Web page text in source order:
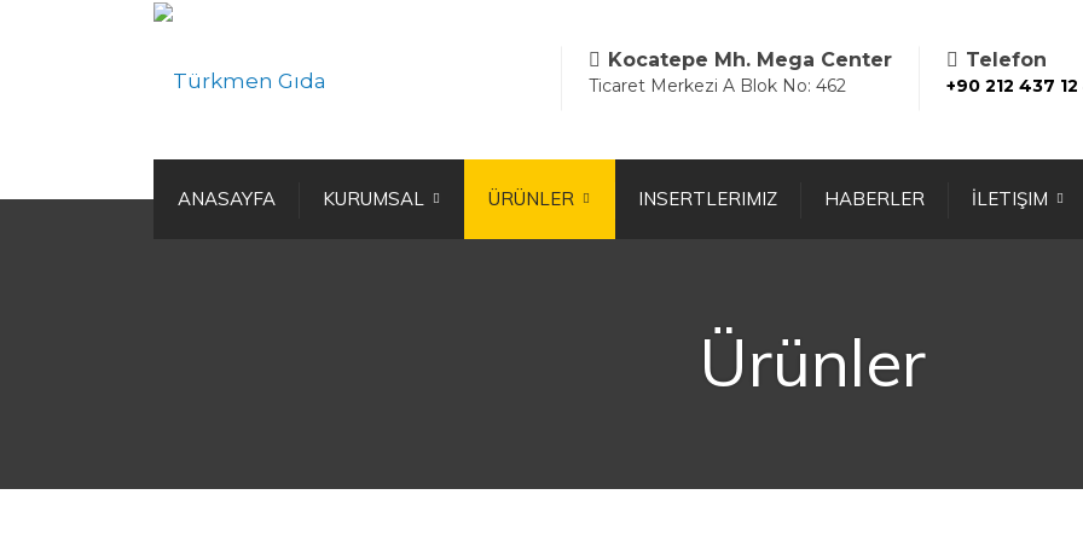
Telefon
+90 212 437
Kocatepe Mh. Mega Center
Ticaret Merkezi A Blok No: 462
ANASAYFA KURUMSAL ÜRÜNLER INSERTLERIMIZ HABERLER İLETIŞIM
Ürünler